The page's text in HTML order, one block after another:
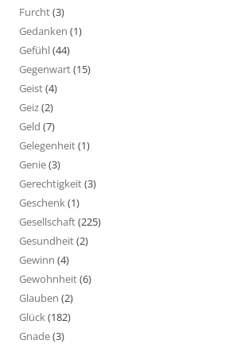
Furcht(3)
Gedanken (1)
Gefühl(44)
Gegenwart(15)
Geist(4)
Geiz(2)
Geld (7)
Gelegenheit(1)
Genie(3)
Gerechtigkeit(3)
Geschenk(1)
Gesellschaft(225)
Gesundheit(2)
Gewinn (4)
Gewohnheit(6)
Glauben (2)
Glück(182)
Gnade(3)